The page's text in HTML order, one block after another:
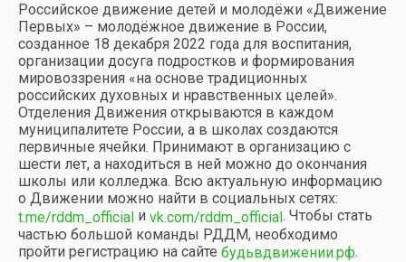
Российское движение детей и молодёжи «Движение
Первых» – молодёжное движение в России,
созданное 18 декабря 2022 года для воспитания,
организации досуга подростков и формирования
мировоззрения «на основе традиционных
российских духовных и нравственных целей».
Отделения Движения открываются в каждом
муниципалитете России, а в школах создаются
первичные ячейки. Принимают в организацию с
шести лет, а находиться в ней можно до окончания
школы или колледжа. Всю актуальную информацию
о Движении можно найти в социальных сетях:
t.me/rddm_official и vk.com/rddm_official. Чтобы стать
частью большой команды РДДМ, необходимо
пройти регистрацию на сайте будьвдвижении.рф.